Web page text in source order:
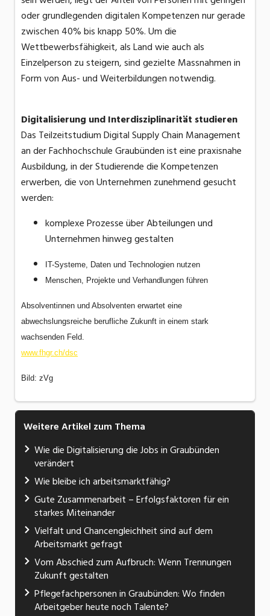
oder grundlegenden digitalen Kompetenzen nur gerade
zwischen 40% bis knapp 50%. Um die
Wettbewerbsfähigkeit, als Land wie auch als
Einzelperson zu steigern, sind gezielte Massnahmen in
Form von Aus- und Weiterbildungen notwendig.
Digitalisierung und Interdisziplinarität studieren
Das Teilzeitstudium Digital Supply Chain Management
an der Fachhochschule Graubünden ist eine praxisnahe
Ausbildung, in der Studierende die Kompetenzen
erwerben, die von Unternehmen zunehmend gesucht
werden:
komplexe Prozesse über Abteilungen und
Unternehmen hinweg gestalten
IT-Systeme, Daten und Technologien nutzen
Menschen, Projekte und Verhandlungen führen
Absolventinnen und Absolventen erwartet eine
abwechslungsreiche berufliche Zukunft in einem stark
wachsenden Feld.
www.fhgr.ch/dsc
Bild: zVg
Weitere Artikel zum Thema
Wie die Digitalisierung die Jobs in Graubünden
verändert
Wie bleibe ich arbeitsmarktfähig?
Gute Zusammenarbeit – Erfolgsfaktoren für ein
starkes Miteinander
Vielfalt und Chancengleichheit sind auf dem
Arbeitsmarkt gefragt
Vom Abschied zum Aufbruch: Wenn Trennungen
Zukunft gestalten
Pflegefachpersonen in Graubünden: Wo finden
Arbeitgeber heute noch Talente?